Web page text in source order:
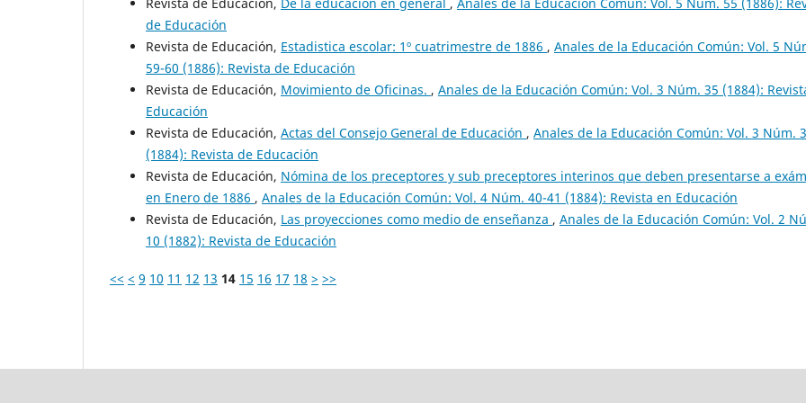
Revista de Educación, De la educación en general , Anales de la Educación Común: Vol. 5 Núm. 55 (1886):
de Educación
Revista de Educación, Estadistica escolar: 1º cuatrimestre de 1886 , Anales de la Educación Común: Vol. 5
59-60 (1886): Revista de Educación
Revista de Educación, Movimiento de Oficinas. , Anales de la Educación Común: Vol. 3 Núm. 35 (1884):
Educación
Revista de Educación, Actas del Consejo General de Educación , Anales de la Educación Común: Vol. 3 Núm.
(1884): Revista de Educación
Revista de Educación, Nómina de los preceptores y sub preceptores interinos que deben presentarse a
en Enero de 1886 , Anales de la Educación Común: Vol. 4 Núm. 40-41 (1884): Revista en Educación
Revista de Educación, Las proyecciones como medio de enseñanza , Anales de la Educación Común: Vol. 2
10 (1882): Revista de Educación
<< < 9 10 11 12 13 14 15 16 17 18 > >>